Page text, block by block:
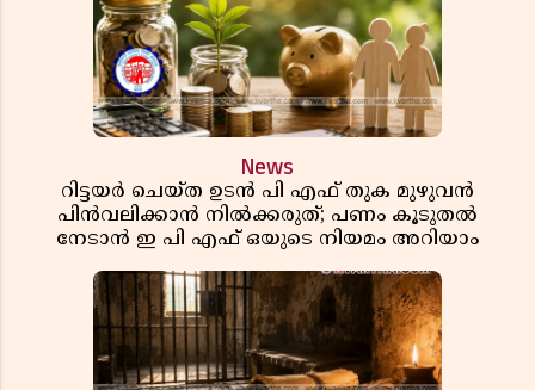
News
റിട്ടയർ ചെയ്ത ഉടൻ പി എഫ് തുക മുഴുവൻ
പിൻവലിക്കാൻ നിൽക്കരുത്; പണം കൂടുതൽ
നേടാൻ ഇ പി എഫ് ഒയുടെ നിയമം അറിയാം